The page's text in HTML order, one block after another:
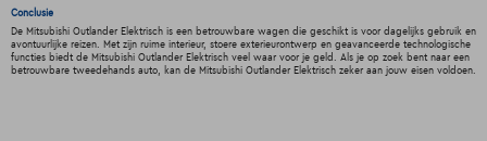
Conclusie
De Mitsubishi Outlander Elektrisch is een betrouwbare wagen die geschikt is voor dagelijks gebruik en
avontuurlijke reizen. Met zijn ruime interieur, stoere exterieurontwerp en geavanceerde technologische
functies biedt de Mitsubishi Outlander Elektrisch veel waar voor je geld. Als je op zoek bent naar een
betrouwbare tweedehands auto, kan de Mitsubishi Outlander Elektrisch zeker aan jouw eisen voldoen.